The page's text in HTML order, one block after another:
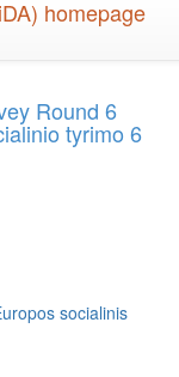
Round 6
tyrimo 6
socialinis